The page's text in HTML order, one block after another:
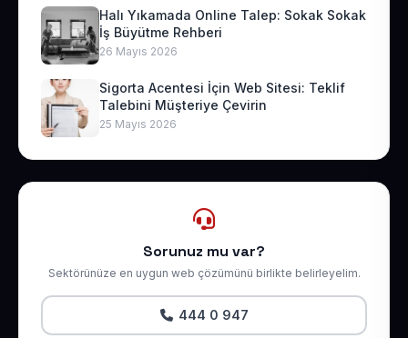
Halı Yıkamada Online Talep: Sokak Sokak
İş Büyütme Rehberi
26 Mayıs 2026
Sigorta Acentesi İçin Web Sitesi: Teklif
Talebini Müşteriye Çevirin
25 Mayıs 2026
Sorunuz mu var?
Sektörünüze en uygun web çözümünü birlikte belirleyelim.
444 0 947